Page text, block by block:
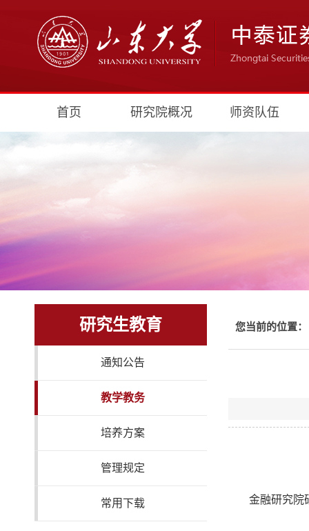
首页 研究院概况 师资队伍
研究生教育
通知公告
教学教务
培养方案
管理规定
常用下载
您当前的位置：
金融研究院